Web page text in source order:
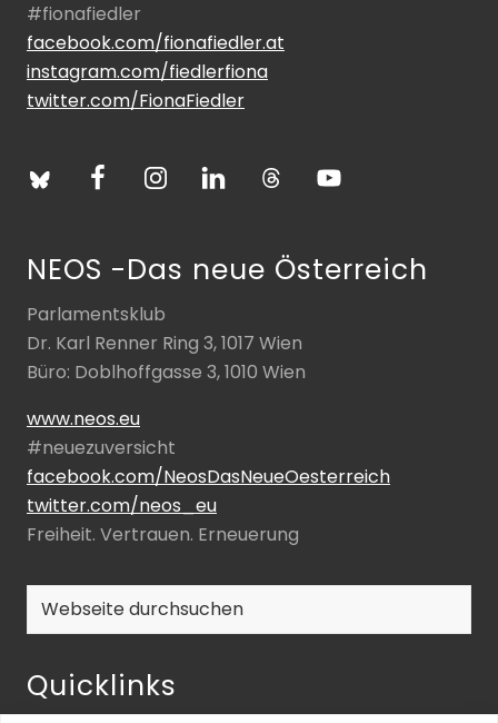
#fionafiedler
facebook.com/fionafiedler.at
instagram.com/fiedlerfiona
twitter.com/FionaFiedler
NEOS -Das neue Österreich
Parlamentsklub
Dr. Karl Renner Ring 3, 1017 Wien
Büro: Doblhoffgasse 3, 1010 Wien
www.neos.eu
#neuezuversicht
facebook.com/NeosDasNeueOesterreich
twitter.com/neos_eu
Freiheit. Vertrauen. Erneuerung
Webseite
Quicklinks